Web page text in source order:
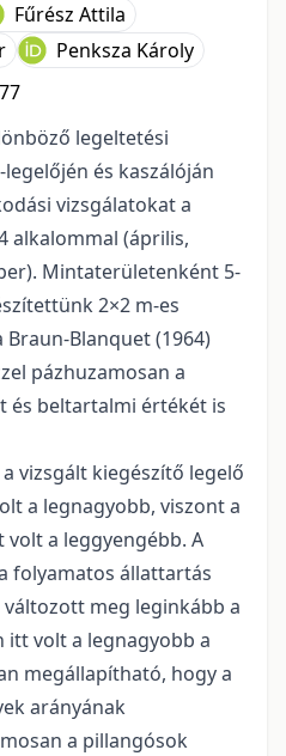
Fűrész Attila
Penksza Károly
legeltetési
és kaszálóján
vizsgálatokat a
alkalommal (április,
Mintaterületenként 5-
2×2 m-es
Blanquet (1964)
pázhuzamosan a
és beltartalmi értékét is
vizsgált kiegészítő legelő
a legnagyobb, viszont a
a leggyengébb. A
folyamatos állattartás
meg leginkább a
itt volt a legnagyobb a
megállapítható, hogy a
arányának
a pillangósok